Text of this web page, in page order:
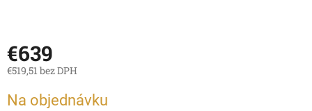
€639
€519,51 bez DPH
cena:
Na objednávku